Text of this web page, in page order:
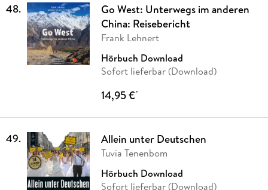
48.
Go West: Unterwegs im anderen
China: Reisebericht
Frank Lehnert
Hörbuch Download
Sofort lieferbar (Download)
14,95 €*
49. Allein unter Deutschen
Tuvia Tenenbom
Hörbuch Download
Sofort lieferbar (Download)